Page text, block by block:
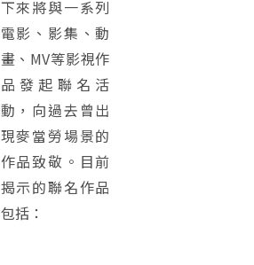
下來將與一系列
電影、影集、動
畫、MV等影視作
品發起聯名活
動，向過去曾出
現麥當勞場景的
作品致敬。目前
揭示的聯名作品
包括：